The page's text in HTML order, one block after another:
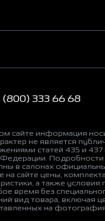
(800) 333 66 68
сайте информация
не является
статей 435 и 437
Подробности
в салонах
на сайте цены,
а также условия
время без
вид товара, включая
на